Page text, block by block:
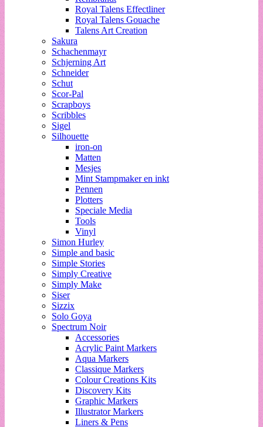
Royal Talens Effectliner
Royal Talens Gouache
Talens Art Creation
Sakura
Schachenmayr
Schjerning Art
Schneider
Schut
Scor-Pal
Scrapboys
Scribbles
Sigel
Silhouette
iron-on
Matten
Mesjes
Mint Stampmaker en inkt
Pennen
Plotters
Speciale Media
Tools
Vinyl
Simon Hurley
Simple and basic
Simple Stories
Simply Creative
Simply Make
Siser
Sizzix
Solo Goya
Spectrum Noir
Accessories
Acrylic Paint Markers
Aqua Markers
Classique Markers
Colour Creations Kits
Discovery Kits
Graphic Markers
Illustrator Markers
Liners & Pens